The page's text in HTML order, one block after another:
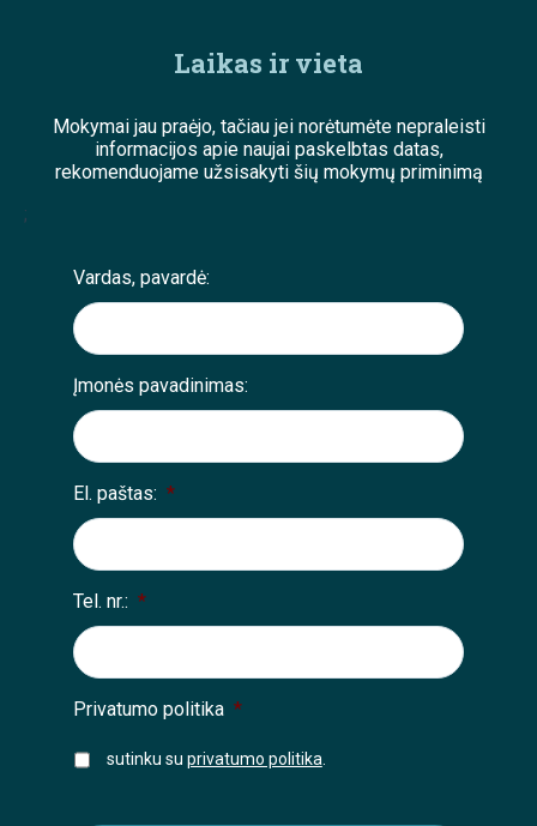
Laikas ir vieta
Mokymai jau praėjo, tačiau jei norėtumėte nepraleisti
informacijos apie naujai paskelbtas datas,
rekomenduojame užsisakyti šių mokymų priminimą
;
Vardas, pavardė:
Įmonės pavadinimas:
El. paštas: *
Tel. nr.: *
Privatumo politika *
sutinku su privatumo politika